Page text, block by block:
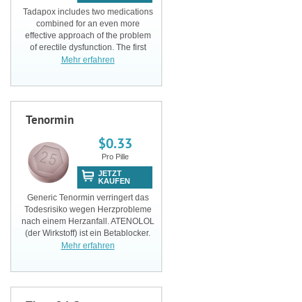
Tadapox includes two medications
combined for an even more
effective approach of the problem
of erectile dysfunction. The first
one, Tadalafil, is a mighty
Mehr erfahren
Tenormin
$0.33
Pro Pille
JETZT
KAUFEN
Generic Tenormin verringert das
Todesrisiko wegen Herzprobleme
nach einem Herzanfall. ATENOLOL
(der Wirkstoff) ist ein Betablocker.
Die Betablocker entlasten das Herz
Mehr erfahren